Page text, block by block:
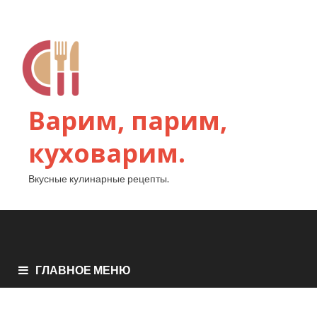
Варим, парим,
куховарим.
Вкусные кулинарные рецепты.
ГЛАВНОЕ МЕНЮ